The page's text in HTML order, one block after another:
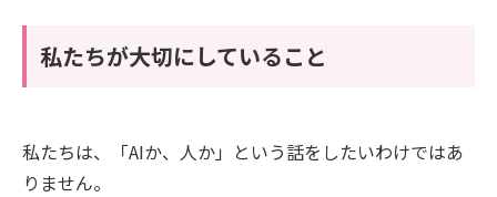
私たちが大切にしていること
私たちは、「AIか、人か」という話をしたいわけではあ
りません。